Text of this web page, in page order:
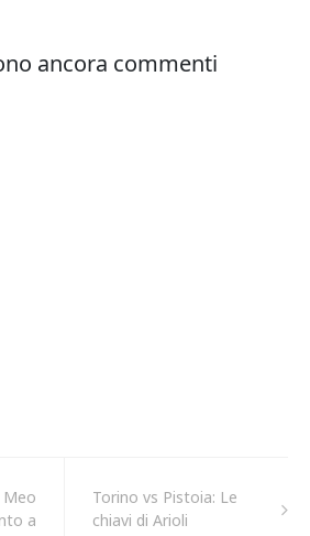
Meo
a
Torino vs Pistoia: Le
chiavi di Arioli